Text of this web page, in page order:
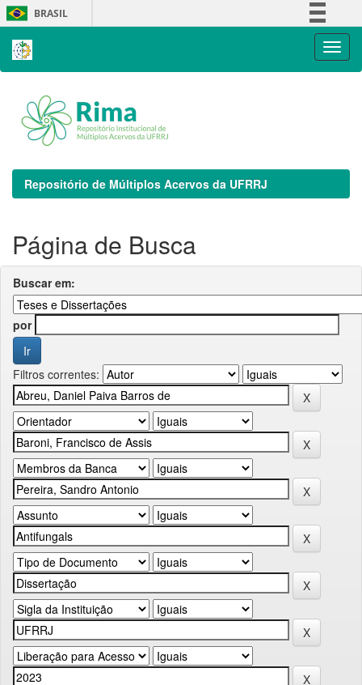
Skip
navigation
BRASIL
Repositório de Múltiplos Acervos da UFRRJ
Página de Busca
Buscar em:
por
Filtros correntes: